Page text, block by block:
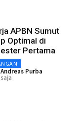
APBN Sumut
Optimal di
Pertama
Andreas Purba